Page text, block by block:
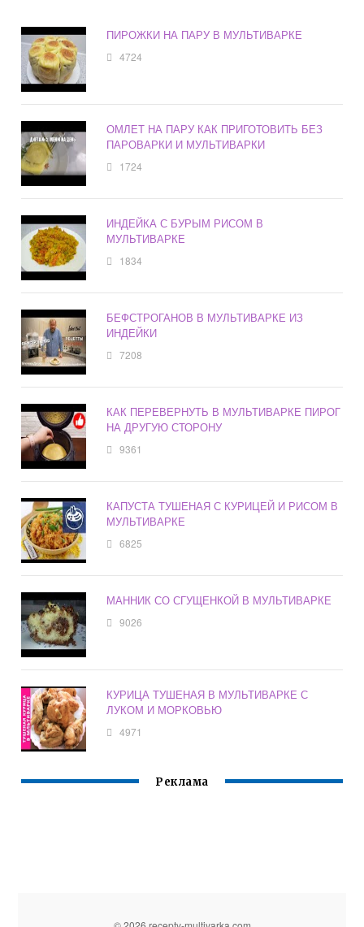
ПИРОЖКИ НА ПАРУ В МУЛЬТИВАРКЕ
4724
ОМЛЕТ НА ПАРУ КАК ПРИГОТОВИТЬ БЕЗ
ПАРОВАРКИ И МУЛЬТИВАРКИ
1724
ИНДЕЙКА С БУРЫМ РИСОМ В
МУЛЬТИВАРКЕ
1834
БЕФСТРОГАНОВ В МУЛЬТИВАРКЕ ИЗ
ИНДЕЙКИ
7208
КАК ПЕРЕВЕРНУТЬ В МУЛЬТИВАРКЕ ПИРОГ
НА ДРУГУЮ СТОРОНУ
9361
КАПУСТА ТУШЕНАЯ С КУРИЦЕЙ И РИСОМ В
МУЛЬТИВАРКЕ
6825
МАННИК СО СГУЩЕНКОЙ В МУЛЬТИВАРКЕ
9026
КУРИЦА ТУШЕНАЯ В МУЛЬТИВАРКЕ С
ЛУКОМ И МОРКОВЬЮ
4971
Реклама